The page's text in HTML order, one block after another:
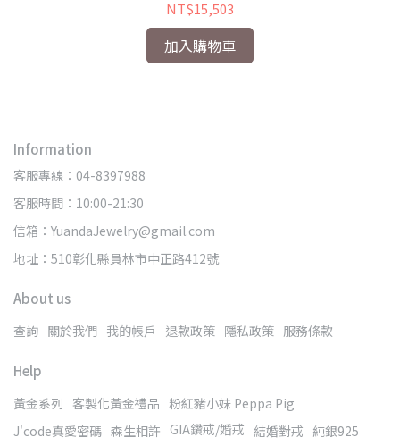
NT$15,503
加入購物車
Information
客服專線：04-8397988
客服時間：10:00-21:30
信箱：YuandaJewelry@gmail.com
地址：510彰化縣員林市中正路412號
About us
查詢 關於我們 我的帳戶 退款政策 隱私政策 服務條款
Help
黃金系列 客製化黃金禮品 粉紅豬小妹 Peppa Pig
J'code真愛密碼 森生相許 GIA鑽戒/婚戒 結婚對戒 純銀925